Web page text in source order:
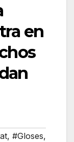
en
, #Gloses,